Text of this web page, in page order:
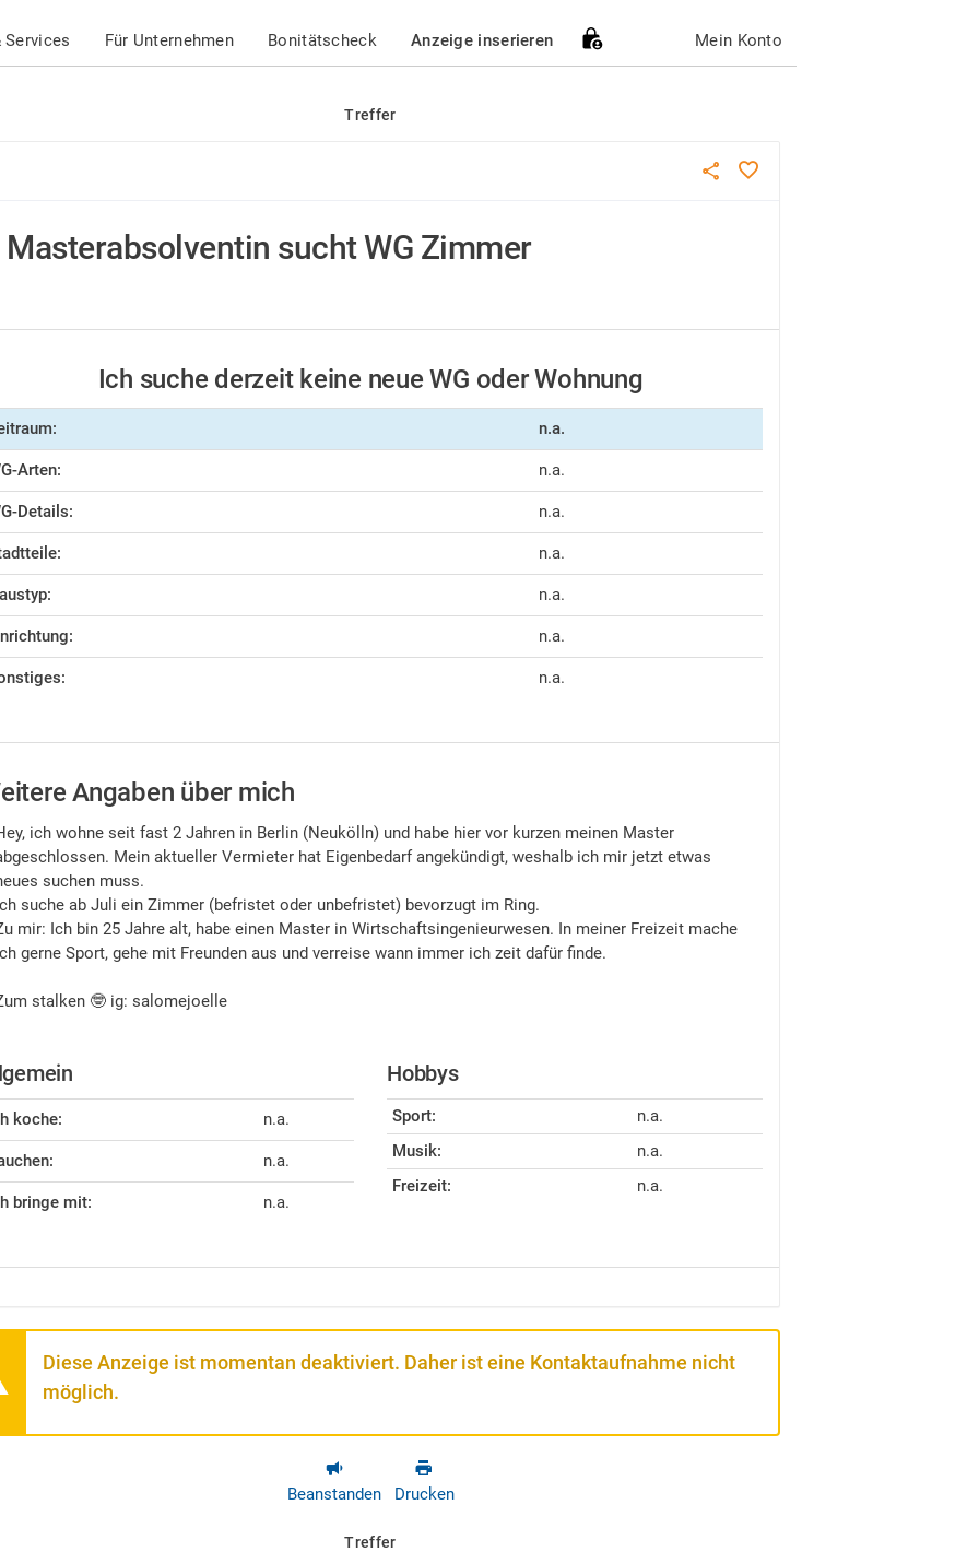
Services Für Unternehmen Bonitätscheck Anzeige inserieren Mein Konto
Treffer
Masterabsolventin sucht WG Zimmer
Ich suche derzeit keine neue WG oder Wohnung
n.a.
Arten: n.a.
Details: n.a.
n.a.
n.a.
n.a.
n.a.
Angaben über mich
ich wohne seit fast 2 Jahren in Berlin (Neukölln) und habe hier vor kurzen meinen Master
Mein aktueller Vermieter hat Eigenbedarf angekündigt, weshalb ich mir jetzt etwas
suchen muss.
suche ab Juli ein Zimmer (befristet oder unbefristet) bevorzugt im Ring.
mir: Ich bin 25 Jahre alt, habe einen Master in Wirtschaftsingenieurwesen. In meiner Freizeit mache
gerne Sport, gehe mit Freunden aus und verreise wann immer ich zeit dafür finde.
stalken 🤓 ig: salomejoelle
koche: n.a.
n.a.
bringe mit: n.a.
Hobbys
Sport:
n.a.
Musik:
n.a.
Freizeit:
n.a.
Diese Anzeige ist momentan deaktiviert. Daher ist eine Kontaktaufnahme nicht
möglich.
Beanstanden Drucken
Treffer